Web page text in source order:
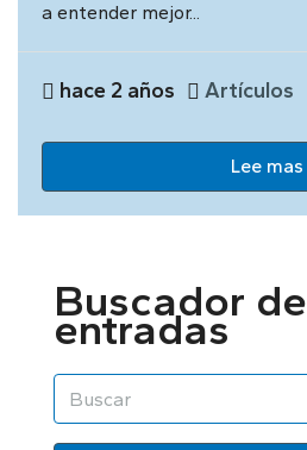
a entender mejor...
hace 2 años Artículos
Lee mas
Buscador de
entradas